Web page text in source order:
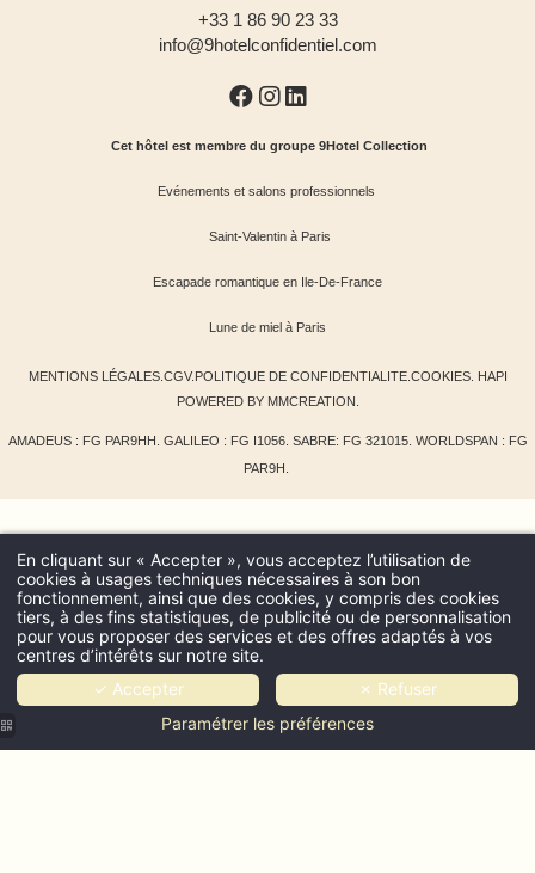
+33 1 86 90 23 33
info@9hotelconfidentiel.com
Cet hôtel est membre du groupe 9Hotel Collection
Evénements et salons professionnels
Saint-Valentin à Paris
Escapade romantique en Ile-De-France
Lune de miel à Paris
MENTIONS LÉGALES. CGV. POLITIQUE DE CONFIDENTIALITE. COOKIES. HAPI
POWERED BY MMCREATION
AMADEUS : FG PAR9HH. GALILEO : FG I1056. SABRE: FG 321015. WORLDSPAN : FG
PAR9H.
En cliquant sur « Accepter », vous acceptez l’utilisation de
cookies à usages techniques nécessaires à son bon
fonctionnement, ainsi que des cookies, y compris des cookies
tiers, à des fins statistiques, de publicité ou de personnalisation
pour vous proposer des services et des offres adaptés à vos
centres d’intérêts sur notre site.
✓ Accepter
✗ Refuser
Paramétrer les préférences